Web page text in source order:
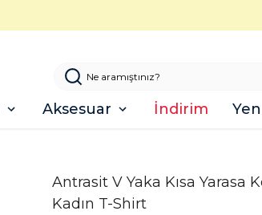
Aksesuar İndirim
Antrasit V Yaka Kısa Yarasa
Kadın T-Shirt